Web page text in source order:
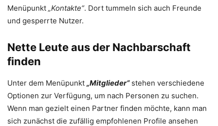
Menüpunkt „Kontakte“. Dort tummeln sich auch Freunde
und gesperrte Nutzer.
Nette Leute aus der Nachbarschaft
finden
Unter dem Menüpunkt „Mitglieder“stehen verschiedene
Optionen zur Verfügung, um nach Personen zu suchen.
Wenn man gezielt einen Partner finden möchte, kann man
sich zunächst die zufällig empfohlenen Profile ansehen